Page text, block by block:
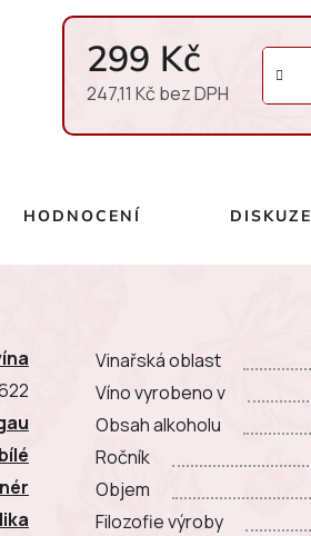
299 Kč
247,11 Kč bez DPH
Měrná cena:
HODNOCENÍ DISKUZE
bílé
Vinařská oblast
Víno vyrobeno v
Obsah alkoholu
Ročník
Objem
Filozofie výroby